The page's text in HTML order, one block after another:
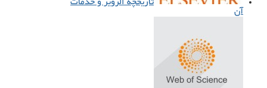
تاریخچه الزویر و خدمات
آن